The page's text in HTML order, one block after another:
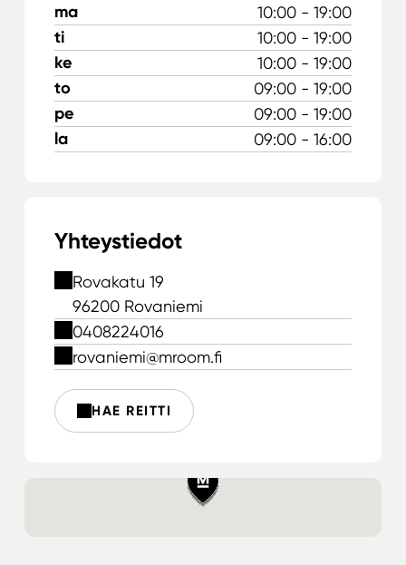
ma 10:00 - 19:00
ti 10:00 - 19:00
ke 10:00 - 19:00
to 09:00 - 19:00
pe 09:00 - 19:00
la 09:00 - 16:00
Yhteystiedot
Rovakatu 19
96200 Rovaniemi
0408224016
rovaniemi@mroom.fi
HAE REITTI